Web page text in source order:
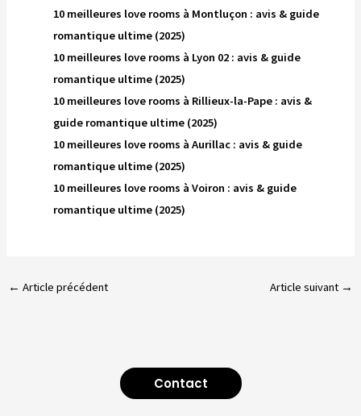
10 meilleures love rooms à Montluçon : avis & guide
romantique ultime (2025)
10 meilleures love rooms à Lyon 02 : avis & guide
romantique ultime (2025)
10 meilleures love rooms à Rillieux-la-Pape : avis &
guide romantique ultime (2025)
10 meilleures love rooms à Aurillac : avis & guide
romantique ultime (2025)
10 meilleures love rooms à Voiron : avis & guide
romantique ultime (2025)
← Article précédent Article suivant →
Contact